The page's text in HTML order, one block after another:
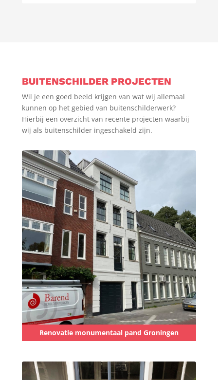
BUITENSCHILDER PROJECTEN
Wil je een goed beeld krijgen van wat wij allemaal
kunnen op het gebied van buitenschilderwerk?
Hierbij een overzicht van recente projecten waarbij
wij als buitenschilder ingeschakeld zijn.
Renovatie monumentaal pand Groningen